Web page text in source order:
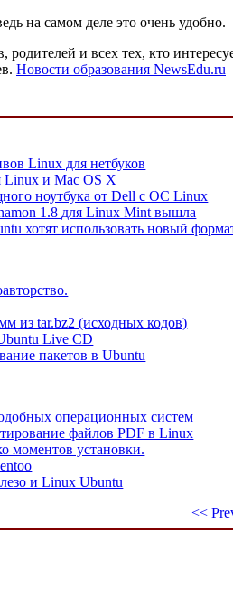
на самом деле это очень удобно.
и всех тех, кто
Новости образования NewsEdu.ru
Linux для нетбуков
и Mac OS X
ноутбука от Dell с ОС Linux
1.8 для Linux Mint вышла
хотят использовать новый
из tar.bz2 (исходных кодов)
Live CD
пакетов в Ubuntu
операционных систем
файлов PDF в Linux
моментов установки.
и Linux Ubuntu
<<